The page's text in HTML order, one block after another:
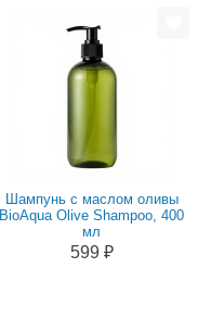
Шампунь с маслом оливы
BioAqua Olive Shampoo, 400
мл
599 ₽